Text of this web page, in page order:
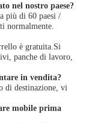
nel nostro paese?
più di 60 paesi /
normalmente.
è gratuita.Si
panche di lavoro,
in vendita?
di destinazione, vi
mobile prima